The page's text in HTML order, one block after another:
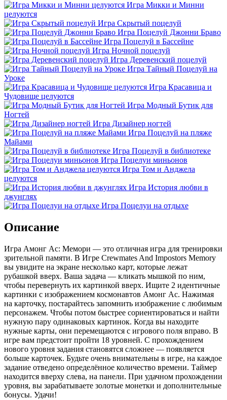
Игра Микки и Минни
целуются
Игра Скрытый поцелуй
Игра Поцелуй Джонни Браво
Игра Поцелуй в Бассейне
Игра Ночной поцелуй
Игра Деревенский поцелуй
Игра Тайный Поцелуй на
Уроке
Игра Красавица и
Чудовище целуются
Игра Модный Бутик для
Ногтей
Игра Дизайнер ногтей
Игра Поцелуй на пляже
Майами
Игра Поцелуй в библиотеке
Игра Поцелуи миньонов
Игра Том и Анджела
целуются
Игра История любви в
джунглях
Игра Поцелуи на отдыхе
Описание
Игра Амонг Ас: Мемори — это отличная игра для тренировки
зрительной памяти. В Игре Crewmates And Impostors Memory
вы увидите на экране несколько карт, которые лежат
рубашкой вверх. Ваша задача — кликать мышкой по ним,
чтобы перевернуть их картинкой вверх. Ищите 2 идентичные
картинки с изображением космонавтов Амонг Ас. Нажимая
на карточку, постарайтесь запомнить изображение с любимым
персонажем. Чтобы потом быстрее сориентироваться и найти
нужную пару одинаковых картинок. Когда вы находите
нужные карты, они перемещаются с игрового поля вправо. В
игре вам предстоит пройти 18 уровней. С прохождением
нового уровня задания становятся сложнее — появляется
больше карточек. Будьте очень внимательны в игре, на каждое
задание отведено определённое количество времени. Таймер
находится вверху слева, на панели. При удачном прохождении
уровня, вы зарабатываете золотые монетки и дополнительные
бонусы. Удачи!